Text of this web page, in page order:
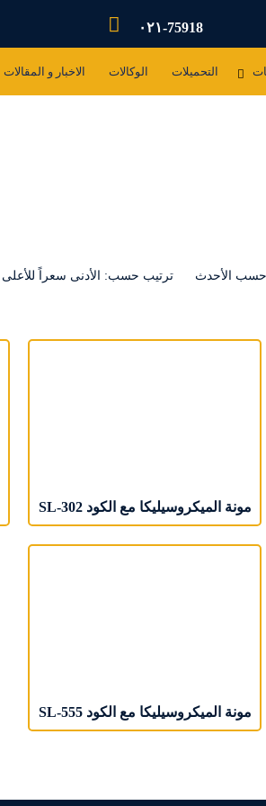
۰۲۱-75918
التحمیلات الوکالات الاخبار و المقالات
حسب الأحدث ترتيب حسب: الأدنى سعراً للأعلى
مونة المیکروسیلیکا مع الکود SL-302
مونة المیکروسیلیکا مع الکود SL-555